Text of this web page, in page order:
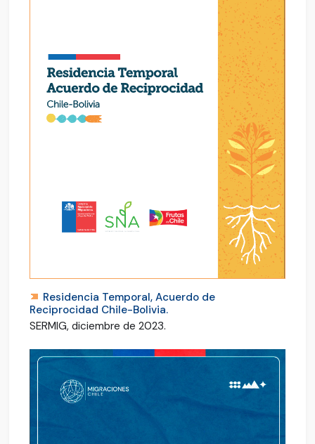
Residencia Temporal, Acuerdo de
Reciprocidad Chile-Bolivia.
SERMIG, diciembre de 2023.